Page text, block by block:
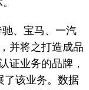
、宝马、一汽
并将之打造成品
证业务的品牌，
了该业务。数据